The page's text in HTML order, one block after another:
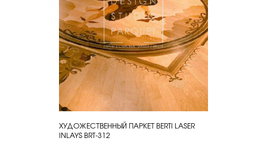
КУПИТЬ
ХУДОЖЕСТВЕННЫЙ ПАРКЕТ BERTI LASER
INLAYS BRT-312